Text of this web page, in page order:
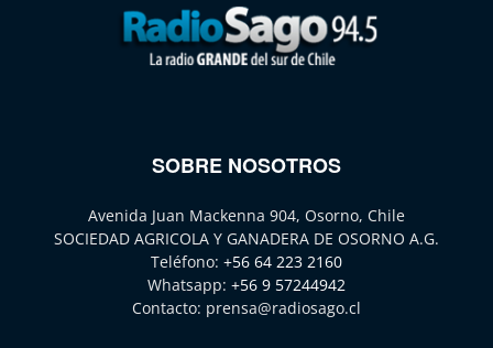
SOBRE NOSOTROS
Avenida Juan Mackenna 904, Osorno, Chile
SOCIEDAD AGRICOLA Y GANADERA DE OSORNO A.G.
Teléfono: +56 64 223 2160
Whatsapp: +56 9 57244942
Contacto: prensa@radiosago.cl